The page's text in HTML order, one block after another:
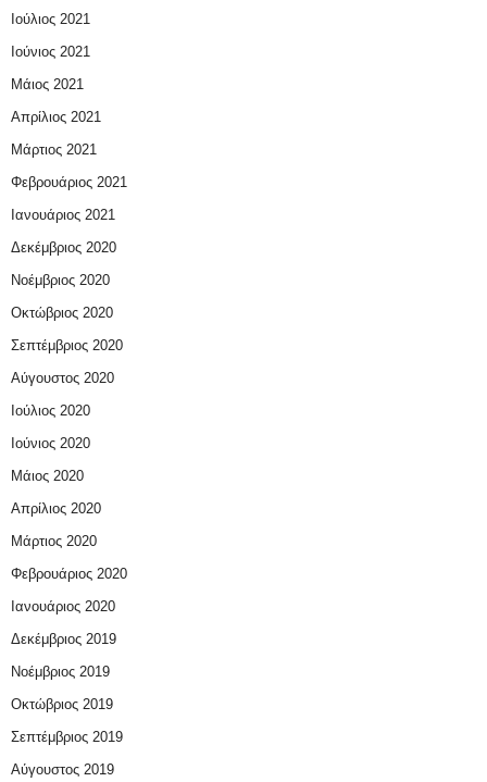
Ιούλιος 2021
Ιούνιος 2021
Μάιος 2021
Απρίλιος 2021
Μάρτιος 2021
Φεβρουάριος 2021
Ιανουάριος 2021
Δεκέμβριος 2020
Νοέμβριος 2020
Οκτώβριος 2020
Σεπτέμβριος 2020
Αύγουστος 2020
Ιούλιος 2020
Ιούνιος 2020
Μάιος 2020
Απρίλιος 2020
Μάρτιος 2020
Φεβρουάριος 2020
Ιανουάριος 2020
Δεκέμβριος 2019
Νοέμβριος 2019
Οκτώβριος 2019
Σεπτέμβριος 2019
Αύγουστος 2019